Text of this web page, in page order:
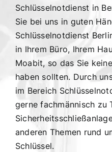
Schlüsselnotdienst in
Sie bei uns in guten
Schlüsselnotdienst
in Ihrem Büro, Ihrem
Moabit, so das Sie
haben sollten. Durch
im Bereich
gerne fachmännisch zu
anderen Themen rund
Schlüssel.